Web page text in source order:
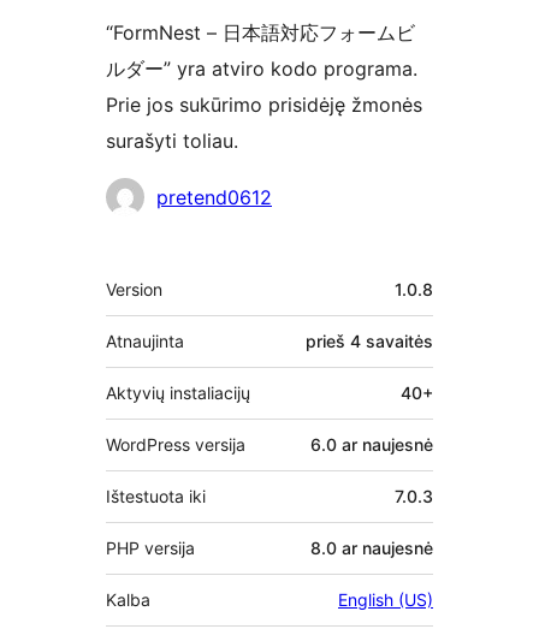
“FormNest – 日本語対応フォームビ
ルダー” yra atviro kodo programa.
Prie jos sukūrimo prisidėję žmonės
surašyti toliau.
Autoriaipretend0612
Metainformacija
Version 1.0.8
Atnaujinta prieš 4 savaitės
Aktyvių instaliacijų 40+
WordPress versija 6.0 ar naujesnė
Ištestuota iki 7.0.3
PHP versija 8.0 ar naujesnė
Kalba English (US)